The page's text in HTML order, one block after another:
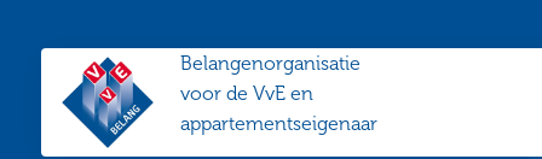
VvE
Belang
Belangenorganisatie
voor de VvE en
appartementseigenaar